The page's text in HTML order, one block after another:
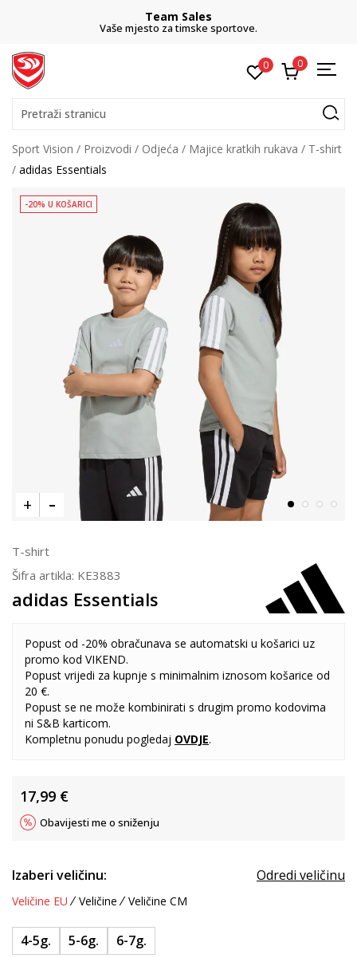
Team Sales
Vaše mjesto za timske sportove.
0 0
Pretraži stranicu
Sport Vision Proizvodi Odjeća Majice kratkih rukava
T-shirt
adidas Essentials
-20% U KOŠARICI
T-shirt
Šifra artikla: KE3883
adidas Essentials
Popust od -20% obračunava se automatski u košarici uz
promo kod VIKEND.
Popust vrijedi za kupnje s minimalnim iznosom košarice od
20 €.
Popust se ne može kombinirati s drugim promo kodovima
ni S&B karticom.
Kompletnu ponudu pogledaj OVDJE.
17,99 €
Obavijesti me o sniženju
Izaberi veličinu: Odredi veličinu
Veličine EU Veličine Veličine CM
4-5g. 5-6g. 6-7g.